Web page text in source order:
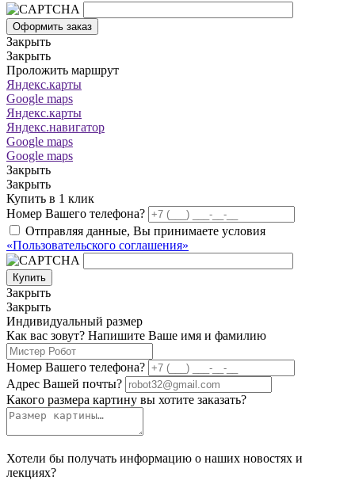
Оформить заказ
Закрыть
Закрыть
Проложить маршрут
Яндекс.карты
Google maps
Яндекс.карты
Яндекс.навигатор
Google maps
Google maps
Закрыть
Закрыть
Купить в 1 клик
Номер Вашего телефона?
Отправляя данные, Вы принимаете условия
«Пользовательского соглашения»
Купить
Закрыть
Закрыть
Индивидуальный размер
Как вас зовут? Напишите Ваше имя и фамилию
Номер Вашего телефона?
Адрес Вашей почты?
Какого размера картину вы хотите заказать?
Хотели бы получать информацию о наших новостях и
лекциях?